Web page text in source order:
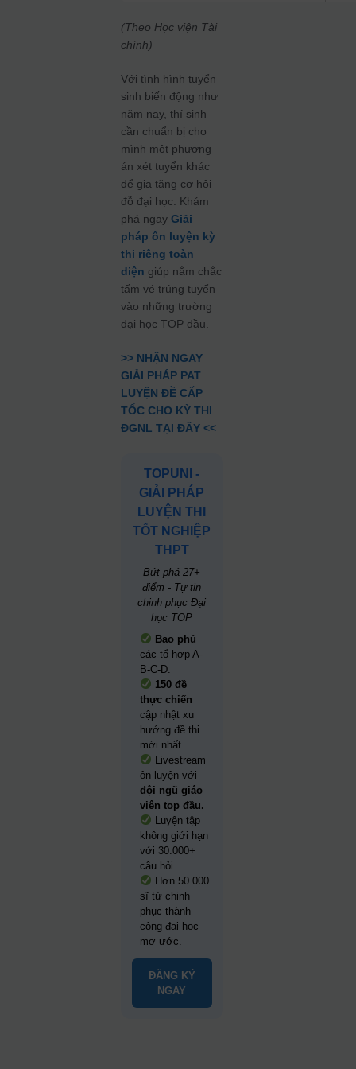
(Theo Học viện Tài
chính)
Với tình hình tuyển
sinh biến động như
năm nay, thí sinh
cần chuẩn bị cho
mình một phương
án xét tuyển khác
để gia tăng cơ hội
đỗ đại học. Khám
phá ngayGiải
pháp ôn luyện kỳ
thi riêng toàn
diện giúp nắm chắc
tấm vé trúng tuyển
vào những trường
đại học TOP đầu.
>> NHẬN NGAY
GIẢI PHÁP PAT
LUYỆN ĐỀ CẤP
TỐC CHO KỲ THI
ĐGNL TẠI ĐÂY <<
TOPUNI -
GIẢI PHÁP
LUYỆN THI
TỐT NGHIỆP
THPT
Bứt phá 27+
điểm - Tự tin
chinh phục Đại
học TOP
Bao phủ
các tổ hợp A-
B-C-D.
150 đề
thực chiến
cập nhật xu
hướng đề thi
mới nhất.
Livestream
ôn luyện với
đội ngũ giáo
viên top đầu.
Luyện tập
không giới hạn
với 30.000+
câu hỏi.
Hơn 50.000
sĩ tử chinh
phục thành
công đại học
mơ ước.
ĐĂNG KÝ
NGAY